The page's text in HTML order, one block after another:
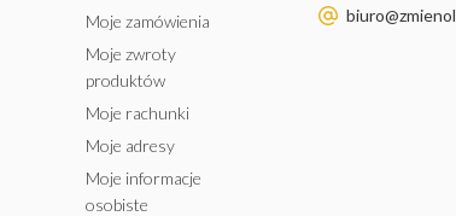
Moje zamówienia
Moje zwroty
produktów
Moje rachunki
Moje adresy
Moje informacje
osobiste